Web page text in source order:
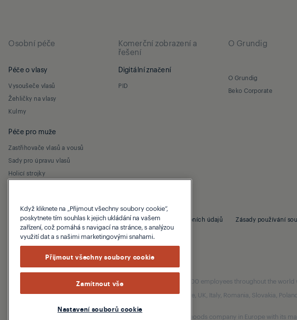
Osobní péče
Péče o vlasy
Vysoušeče vlasů
Žehličky na vlasy
Kulmy
Péče pro muže
Zastřihovače vlasů a vousů
Sady pro úpravu vlasů
Holicí strojky
Komerční zobrazení a
řešení
Digitální značení
PID
O Grundig
O Grundig
Beko Corporate
© 2026 Grundig Záruční podmínky Zásady ochrany osobních údajů Zásady používání
Our parent company, Beko has 55,000 employees throughout the
(i.e. Türkiye, UK, Italy, Romania, Slovakia,
Beko became the largest white goods company in Europe with its
Když kliknete na „Přijmout všechny soubory cookie“,
poskytnete tím souhlas k jejich ukládání na vašem
zařízení, což pomáhá s navigací na stránce, s analýzou
využití dat a s našimi marketingovými snahami.
Přijmout všechny soubory cookie
Zamítnout vše
Nastavení souborů cookie